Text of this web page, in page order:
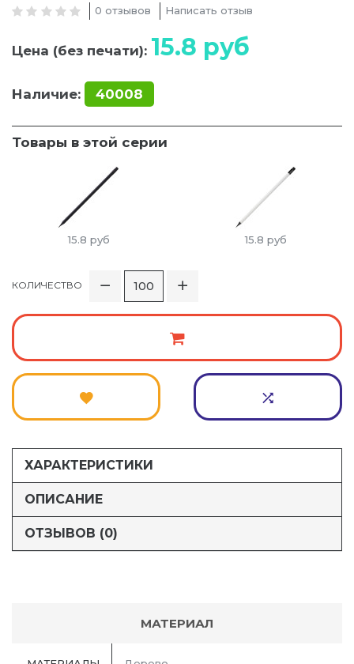
0 отзывов Написать отзыв
Цена (без печати): 15.8 руб
Наличие: 40008
Товары в этой серии
15.8 руб 15.8 руб
КОЛИЧЕСТВО
ХАРАКТЕРИСТИКИ
ОПИСАНИЕ
ОТЗЫВОВ (0)
МАТЕРИАЛ